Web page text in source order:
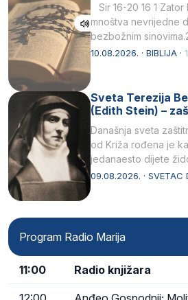
Sir 16-20 16 1
mnoštva nevrijedne
bezbožnim
10.08.2026. · BIBLIJA ·
Sveta Terezija
(Edith Stein) –
Današnja sveta
od Križa rođena je
jedanaesto dijete
listopada 1891, u
09.08.2026. · SVETAC
Program Radio Marija
11:00 Radio knjižara